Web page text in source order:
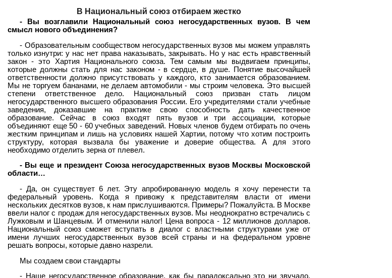
В Национальный союз отбираем жестко
- Вы возглавили Национальный союз негосударственных вузов. В чем
смысл нового объединения?
- Образовательным сообществом негосударственных вузов мы можем управлять
только изнутри: у нас нет права наказывать, закрывать. Но у нас есть нравственный
закон - это Хартия Национального союза. Тем самым мы выдвигаем принципы,
которые должны стать для нас законом - в сердце, в душе. Понятие высочайшей
ответственности должно присутствовать у каждого, кто занимается образованием.
Мы не торгуем бананами, не делаем автомобили - мы строим человека. Это высшей
степени ответственное дело. Национальный союз призван стать лицом
негосударственного высшего образования России. Его учредителями стали учебные
заведения, доказавшие на практике свою способность дать качественное
образование. Сейчас в союз входят пять вузов и три ассоциации, которые
объединяют еще 50 - 60 учебных заведений. Новых членов будем отбирать по очень
жестким принципам и лишь на условиях нашей Хартии, потому что хотим построить
структуру, которая вызвала бы уважение и доверие общества. А для этого
необходимо отделить зерна от плевел.
- Вы еще и президент Союза негосударственных вузов Москвы Московской
области…
- Да, он существует 6 лет. Эту апробированную модель я хочу перенести та
федеральный уровень. Когда я привожу к представителям власти от имени
нескольких десятков вузов, к нам прислушиваются. Примеры? Пожалуйста. В Москве
ввели налог с продаж для негосударственных вузов. Мы неоднократно встречались с
Лужковым и Шанцевым. И отменили налог! Цена вопроса - 12 миллионов долларов.
Национальный союз сможет вступать в диалог с властными структурами уже от
имени лучших негосударственных вузов всей страны и на федеральном уровне
решать вопросы, которые давно назрели.
Мы создаем свои стандарты
- Наше негосударственное образование, как бы парадоксально это ни звучало,